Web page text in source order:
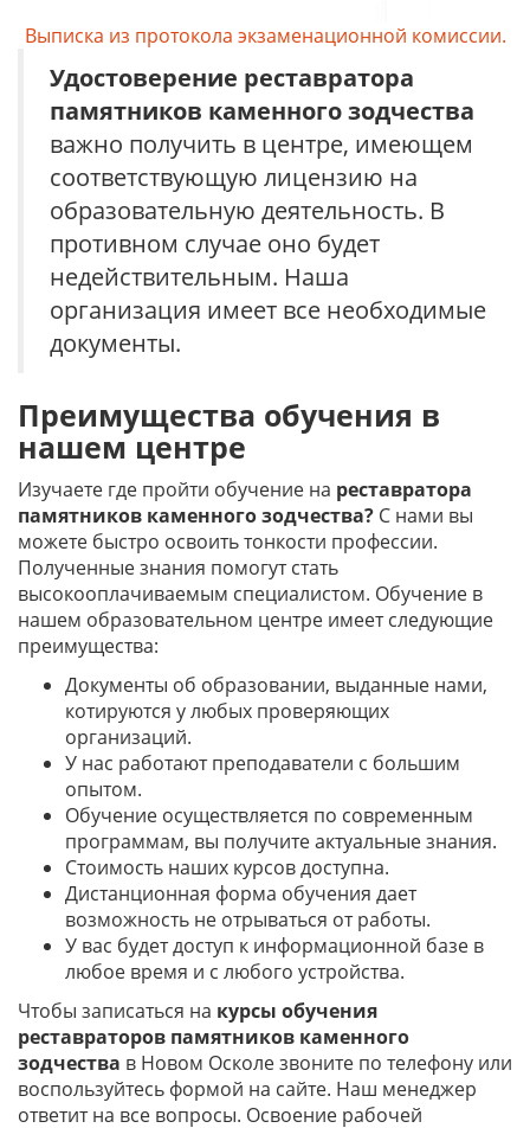
Выписка из протокола экзаменационной комиссии.
Удостоверение реставратора
памятников каменного зодчества
важно получить в центре, имеющем
соответствующую лицензию на
образовательную деятельность. В
противном случае оно будет
недействительным. Наша
организация имеет все необходимые
документы.
Преимущества обучения в
нашем центре
Изучаете где пройти обучение на реставратора
памятников каменного зодчества? С нами вы
можете быстро освоить тонкости профессии.
Полученные знания помогут стать
высокооплачиваемым специалистом. Обучение в
нашем образовательном центре имеет следующие
преимущества:
Документы об образовании, выданные нами,
котируются у любых проверяющих
организаций.
У нас работают преподаватели с большим
опытом.
Обучение осуществляется по современным
программам, вы получите актуальные знания.
Стоимость наших курсов доступна.
Дистанционная форма обучения дает
возможность не отрываться от работы.
У вас будет доступ к информационной базе в
любое время и с любого устройства.
Чтобы записаться на курсы обучения
реставраторов памятников каменного
зодчества в Новом Осколе звоните по телефону или
воспользуйтесь формой на сайте. Наш менеджер
ответит на все вопросы. Освоение рабочей